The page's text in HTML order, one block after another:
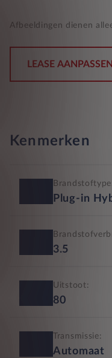
Afbeeldingen dienen
LEASE AANPASSEN
Kenmerken
Plug-in
3.5
Uitstoot:
80
Transmissie:
Automaat